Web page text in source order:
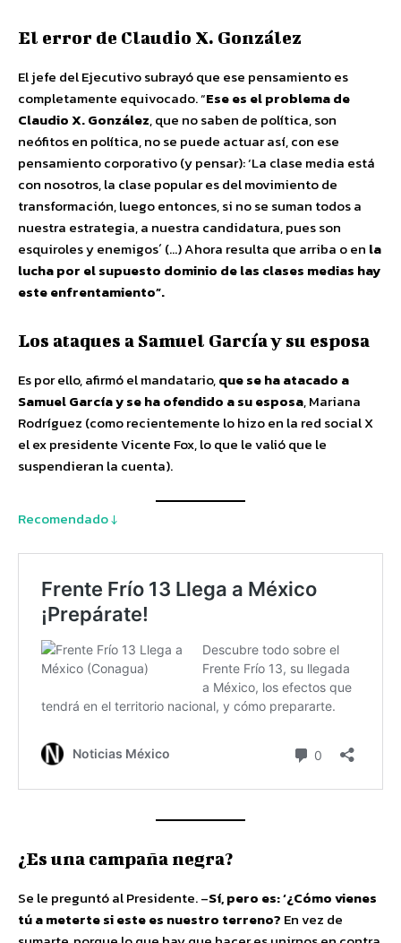
El error de Claudio X. González
El jefe del Ejecutivo subrayó que ese pensamiento es
completamente equivocado. “Ese es el problema de
Claudio X. González, que no saben de política, son
neófitos en política, no se puede actuar así, con ese
pensamiento corporativo (y pensar): ‘La clase media está
con nosotros, la clase popular es del movimiento de
transformación, luego entonces, si no se suman todos a
nuestra estrategia, a nuestra candidatura, pues son
esquiroles y enemigos´ (…) Ahora resulta que arriba o en la
lucha por el supuesto dominio de las clases medias hay
este enfrentamiento”.
Los ataques a Samuel García y su esposa
Es por ello, afirmó el mandatario,que se ha atacado a
Samuel García y se ha ofendido a su esposa, Mariana
Rodríguez (como recientemente lo hizo en la red social X
el ex presidente Vicente Fox, lo que le valió que le
suspendieran la cuenta).
Recomendado ↓
¿Es una campaña negra?
Se le preguntó al Presidente. –Sí, pero es: ‘¿Cómo vienes
tú a meterte si este es nuestro terreno? En vez de